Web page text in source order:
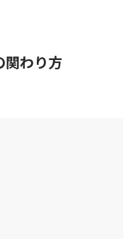
関わり方